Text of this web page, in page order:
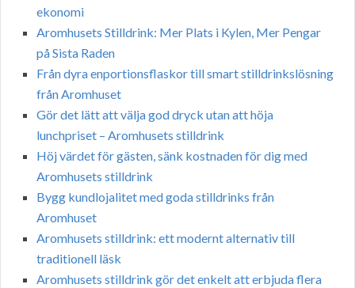
ekonomi
Aromhusets Stilldrink: Mer Plats i Kylen, Mer Pengar
på Sista Raden
Från dyra enportionsflaskor till smart stilldrinkslösning
från Aromhuset
Gör det lätt att välja god dryck utan att höja
lunchpriset – Aromhusets stilldrink
Höj värdet för gästen, sänk kostnaden för dig med
Aromhusets stilldrink
Bygg kundlojalitet med goda stilldrinks från
Aromhuset
Aromhusets stilldrink: ett modernt alternativ till
traditionell läsk
Aromhusets stilldrink gör det enkelt att erbjuda flera